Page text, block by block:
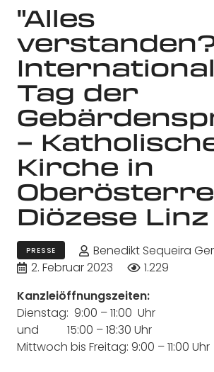
"Alles
Tag der
–
Kirche in
Diözese Linz
PRESSE
Benedikt Sequeira
2. Februar 2023
1.229
Kanzleiöffnungszeiten:
Dienstag: 9:00 – 11:00 Uhr
und 15:00 – 18:30 Uhr
Mittwoch bis Freitag: 9:00 – 11:00 Uhr